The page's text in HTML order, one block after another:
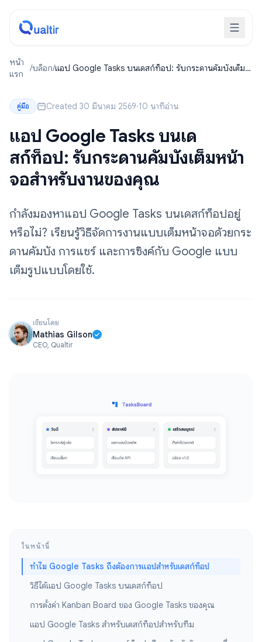
หน้า
แรก
/บล็อก/แอป Google Tasks บนเดสก์ท็อป: รับกระดานคัมบังเต็ม
คู่มือ Created 30 มีนาคม 2569·10 นาทีอ่าน
แอป Google Tasks บนเด
สก์ท็อป: รับกระดานคัมบังเต็มหน้า
จอสำหรับงานของคุณ
กำลังมองหาแอป Google Tasks บนเดสก์ท็อปอยู่
หรือไม่? เรียนรู้วิธีจัดการงานแบบเต็มหน้าจอด้วยกระ
ดานคัมบัง การแชร์ และการซิงค์กับ Google แบบ
เต็มรูปแบบโดยใช้.
เขียนโดย
Mathias Gilson
CEO, Qualtir
ในหน้านี้
ทำไม Google Tasks ถึงต้องการแอปสำหรับเดสก์ท็อป
วิธีได้แอป Google Tasks บนเดสก์ท็อป
การตั้งค่า Kanban Board ของ Google Tasks ของคุณ
แอป Google Tasks สำหรับเดสก์ท็อปสำหรับทีม